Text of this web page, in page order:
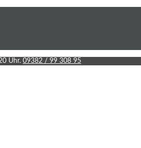
Uhr. 09382 / 99 308 95